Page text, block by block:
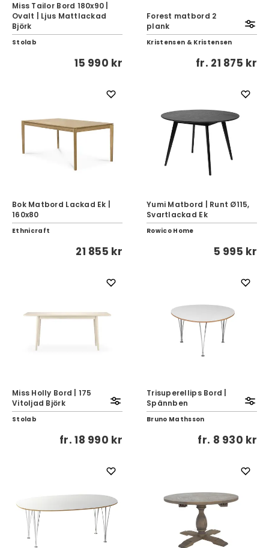
Miss Tailor Bord 180x90 |
Ovalt | Ljus Mattlackad
Björk
Stolab
15 990 kr
Forest matbord 2
plank
Kristensen & Kristensen
fr. 21 875 kr
Bok Matbord Lackad Ek |
160x80
Ethnicraft
21 855 kr
Yumi Matbord | Runt Ø115,
Svartlackad Ek
Rowico Home
5 995 kr
Miss Holly Bord | 175
Vitoljad Björk
Stolab
fr.18 990 kr
Trisuperellips Bord |
Spännben
Bruno Mathsson
fr. 8 930 kr